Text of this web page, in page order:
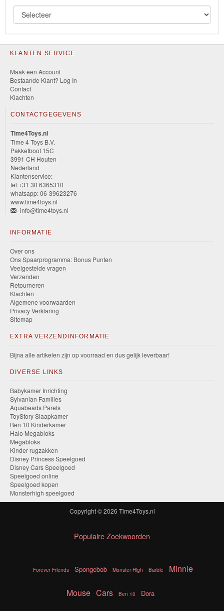
KLANTEN SERVICE
Maak een Account
Bestaande Klant? Log In
Contact
Klachten
CONTACTGEGEVENS
Time4Toys.nl
Time 4 Toys B.V.
Pakketboot 15C
3991 CH Houten
Nederland
Klantenservice:
tel:+31 30 6365310
whatsapp: 06-39623276
www.time4toys.nl
- info@time4toys.nl
INFORMATIE
Over ons
Ons Spaarprogramma: Bonus Punten
Veelgestelde vragen
Verzenden
Retourneren
Klachten
Algemene voorwaarden
Privacy Verklaring
Sitemap
EXTRA VERZENDINFORMATIE
Bijna alle artikelen zijn op voorraad en dus gelijk leverbaar!
DIVERSE LINKS
Babykamer Inrichting
Sylvanian Families
Aquabeads Parels
ToyStory Slaapkamer
Ben 10 Kinderkamer
Halo Megabloks
Megabloks
Kinder rugzakken
Disney Princess Speelgoed
Disney Cars Speelgoed
Speelgoed online
Speelgoed kopen
Monsterhigh speelgoed
Copyright © 2026 Time4Toys.nl
Populaire Zoekwoorden
Forever Friends Spongebob Monster High Barbie Minnie
Mouse Cars Ben 10 Dora